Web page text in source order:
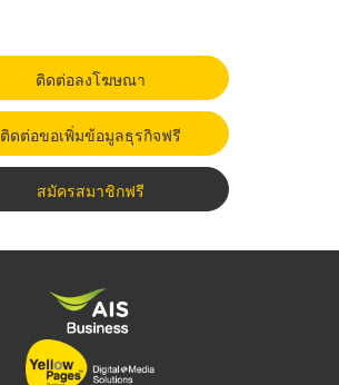
ติดต่อลงโฆษณา
ติดต่อขอเพิ่มข้อมูลธุรกิจฟรี
สมัครสมาชิกฟรี